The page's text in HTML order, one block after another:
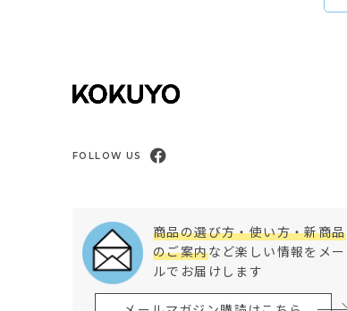
FOLLOW US
商品の選び方・使い方・新商品
のご案内など楽しい情報をメー
ルでお届けします